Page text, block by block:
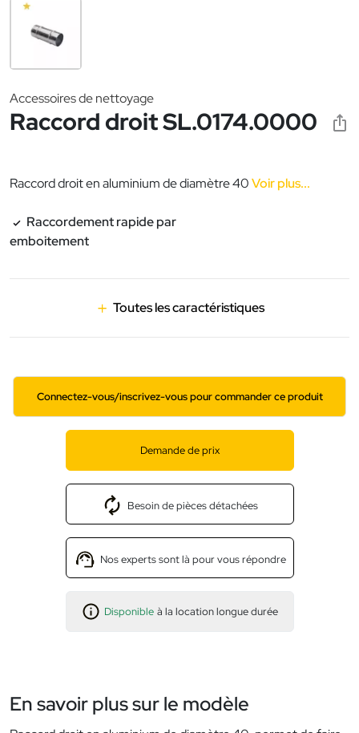
Accessoires de nettoyage
Raccord droit SL.0174.0000
Raccord droit en aluminium de diamètre 40Voir plus...
Raccordement rapide par
emboitement
Toutes les caractéristiques
Connectez-vous/inscrivez-vous pour commander ce produit
Demande de prix
Besoin de pièces détachées
Nos experts sont là pour vous répondre
Disponible à la location longue durée
En savoir plus sur le modèle